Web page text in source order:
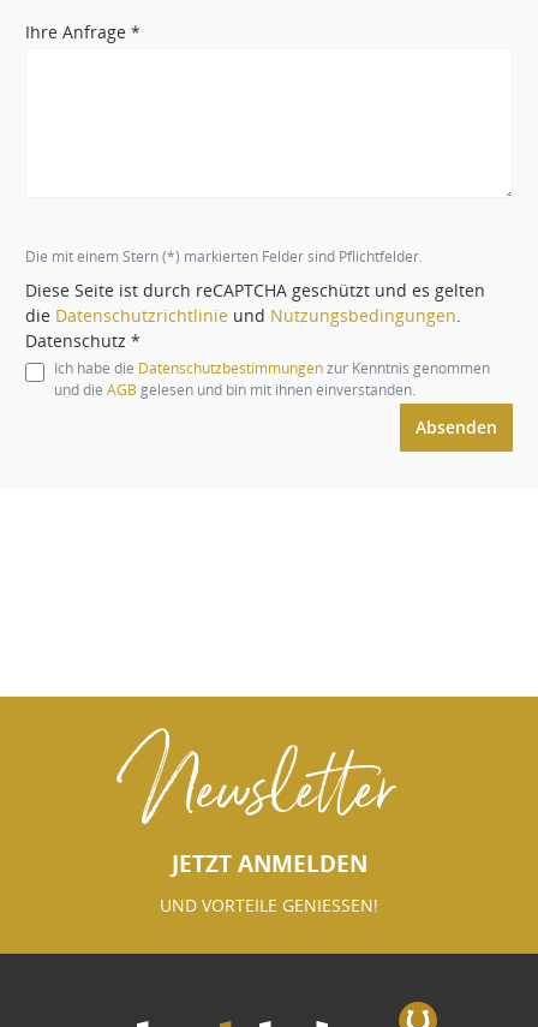
Ihre Anfrage *
Die mit einem Stern (*) markierten Felder sind Pflichtfelder.
Diese Seite ist durch reCAPTCHA geschützt und es gelten
die Datenschutzrichtlinie und Nutzungsbedingungen
Datenschutz *
Ich habe die Datenschutzbestimmungenzur Kenntnis genommen
und die AGB gelesen und bin mit ihnen einverstanden.
Absenden
Newsletter
JETZT ANMELDEN
UND VORTEILE GENIESSEN!